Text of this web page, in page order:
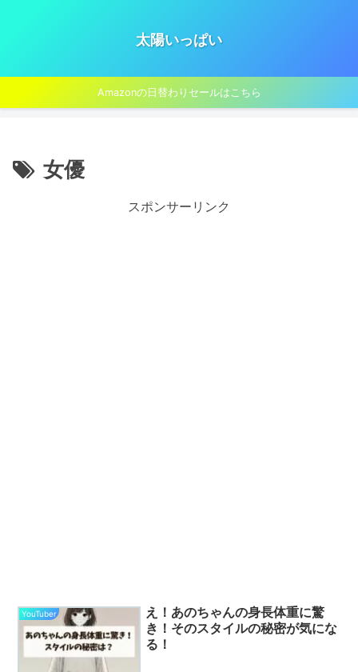
太陽いっぱい
Amazonの日替わりセールはこちら
女優
スポンサーリンク
YouTuber
え！あのちゃんの身長体重に驚
き！そのスタイルの秘密が気にな
る！